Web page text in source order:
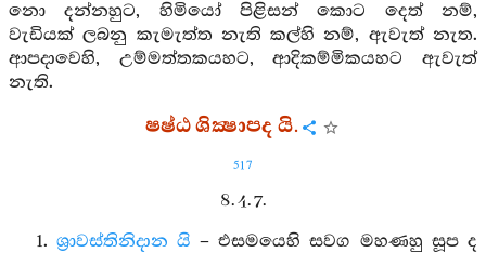
නො දන්නහුට, හිමියෝ පිළිසන් කොට දෙත් නම්,
වැඩියක් ලබනු කැමැත්ත නැති කල්හි නම්, ඇවැත් නැත.
ආපදාවෙහි, උම්මත්තකයහට, ආදිකම්මිකයහට ඇවැත්
නැති.
ෂෂ්ඨ ශික්‍ෂාපද යි.
517
8. 4. 7.
1. ශ්‍රාවස්තිනිදාන යි – එසමයෙහි සවග මහණහු සූප ද